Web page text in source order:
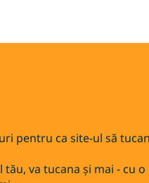
pentru ca site-ul să
va tucana și mai - cu o